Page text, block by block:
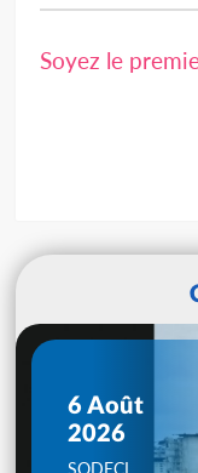
Soyez le
6 Août
2026
SODECI